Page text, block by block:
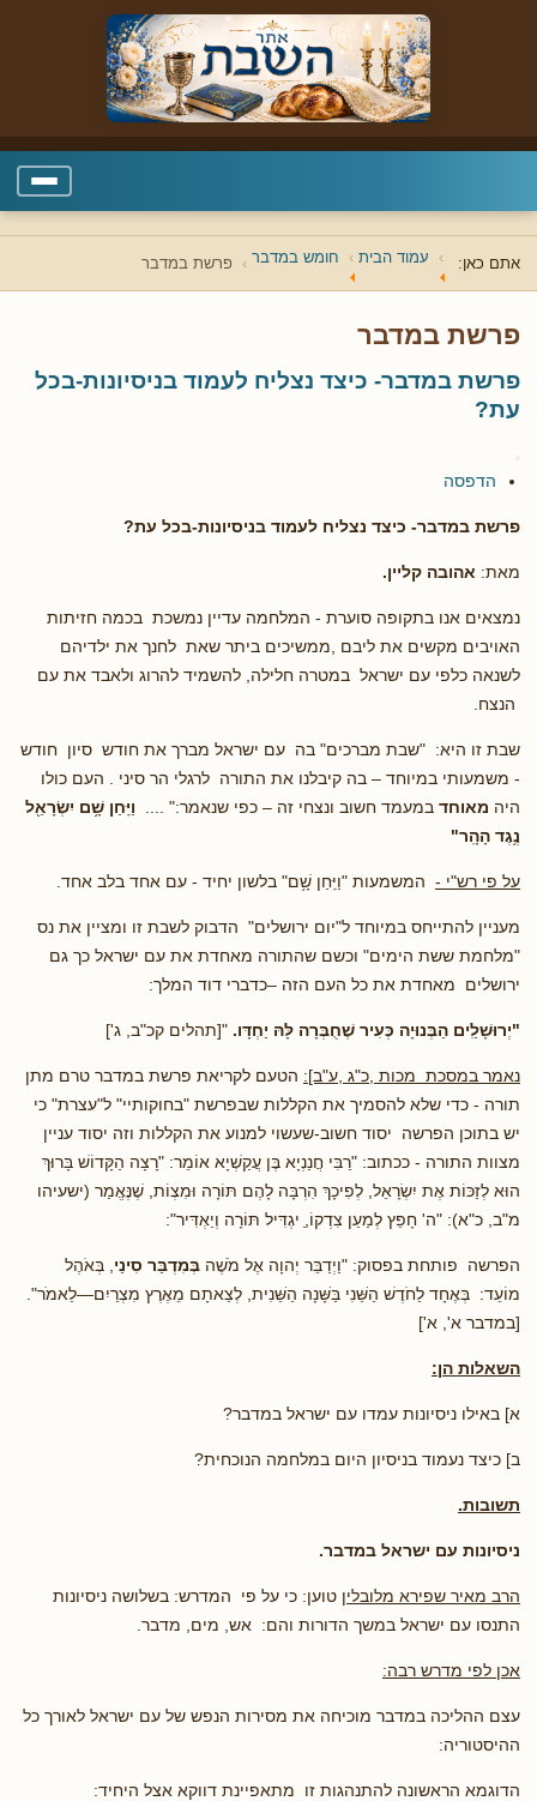
אתם כאן: עמוד הבית חומש במדבר פרשת במדבר
פרשת במדבר
פרשת במדבר- כיצד נצליח לעמוד בניסיונות-בכל
עת?
הדפסה
פרשת במדבר- כיצד נצליח לעמוד בניסיונות-בכל עת?
מאת: אהובה קליין.
נמצאים אנו בתקופה סוערת - המלחמה עדיין נמשכת בכמה חזיתות
האויבים מקשים את ליבם ,ממשיכים ביתר שאת לחנך את ילדיהם
לשנאה כלפי עם ישראל במטרה חלילה, להשמיד להרוג ולאבד את עם
הנצח.
שבת זו היא: "שבת מברכים" בה עם ישראל מברך את חודש סיון חודש
- משמעותי במיוחד – בה קיבלנו את התורה לרגלי הר סיני . העם כולו
היה מאוחד במעמד חשוב ונצחי זה – כפי שנאמר:" .... וַיִּֽחַן שָׁ֥ם יִשְׂרָאֵ֖ל
נֶ֥גֶד הָהָֽר"
על פי רש"י - המשמעות "וַיִּֽחַן שָׁ֥ם" בלשון יחיד - עם אחד בלב אחד.
מעניין להתייחס במיוחד ל"יום ירושלים" הדבוק לשבת זו ומציין את נס
"מלחמת ששת הימים" וכשם שהתורה מאחדת את עם ישראל כך גם
ירושלים מאחדת את כל העם הזה –כדברי דוד המלך:
"יְרוּשָׁלַ͏ִים הַבְּנוּיָה כְּעִיר שֶׁחֻבְּרָה לָּהּ יַחְדָּו. "[תהלים קכ"ב, ג']
נאמר במסכת מכות ,כ"ג ,ע"ב]: הטעם לקריאת פרשת במדבר טרם מתן
תורה - כדי שלא להסמיך את הקללות שבפרשת "בחוקותיי" ל"עצרת" כי
יש בתוכן הפרשה יסוד חשוב-שעשוי למנוע את הקללות וזה יסוד עניין
מצוות התורה - ככתוב: "רַבִּי חֲנַנְיָא בֶּן עֲקַשְׁיָא אוֹמֵר: "רָצָה הַקָּדוֹשׁ בָּרוּךְ
הוּא לְזַכּוֹת אֶת יִשְׂרָאֵל, לְפִיכָךְ הִרְבָּה לָהֶם תּוֹרָה וּמִצְוֹת, שֶׁנֶּאֱמַר (ישעיהו
מ"ב, כ"א): "ה' חָפֵץ לְמַעַן צִדְקוֹ,ַ יגְדִּיל תּוֹרָה וְיַאְדִּיר":
הפרשה פותחת בפסוק: "וַיְדַבֵּר יְהוָה אֶל מֹשֶׁה בְּמִדְבַּר סִינַי , בְּאֹהֶל
מוֹעֵד: בְּאֶחָד לַחֹדֶשׁ הַשֵּׁנִי בַּשָּׁנָה הַשֵּׁנִית, לְצֵאתָם מֵאֶרֶץ מִצְרַיִם—לֵאמֹר".
[במדבר א', א']
השאלות הן:
א] באילו ניסיונות עמדו עם ישראל במדבר?
ב] כיצד נעמוד בניסיון היום במלחמה הנוכחית?
תשובות.
ניסיונות עם ישראל במדבר.
הרב מאיר שפירא מלובלין טוען: כי על פי המדרש: בשלושה ניסיונות
התנסו עם ישראל במשך הדורות והם: אש, מים, מדבר.
אכן לפי מדרש רבה:
עצם ההליכה במדבר מוכיחה את מסירות הנפש של עם ישראל לאורך כל
ההיסטוריה:
הדוגמא הראשונה להתנהגות זו מתאפיינת דווקא אצל היחיד: